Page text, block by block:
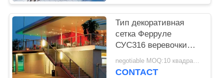
Тип декоративная
сетка Ферруле
СУС316 веревочки
для ресторана или
торгового центра
negotiable MOQ:10 квадратных метров
CONTACT